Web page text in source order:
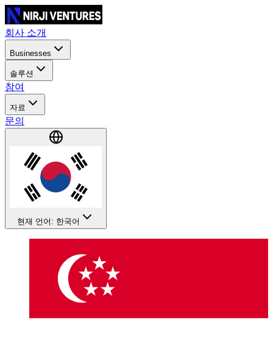
회사 소개
Businesses
솔루션
참여
자료
문의
현재 언어: 한국어